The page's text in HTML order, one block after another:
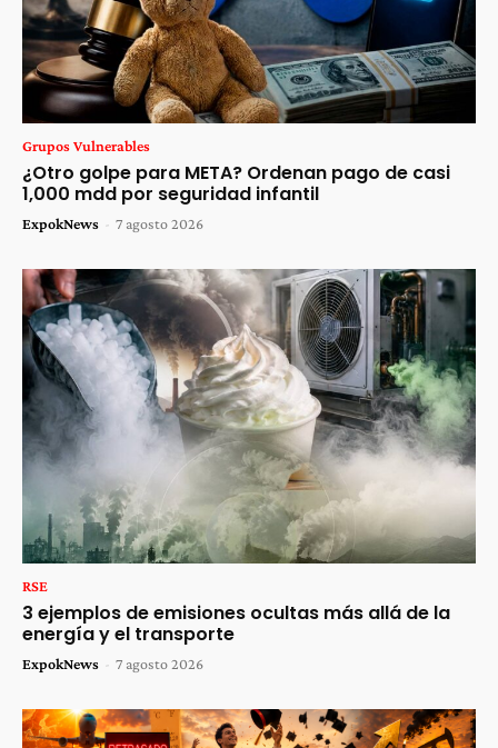
Grupos Vulnerables
¿Otro golpe para META? Ordenan pago de casi
1,000 mdd por seguridad infantil
ExpokNews - 7 agosto 2026
RSE
3 ejemplos de emisiones ocultas más allá de la
energía y el transporte
ExpokNews - 7 agosto 2026